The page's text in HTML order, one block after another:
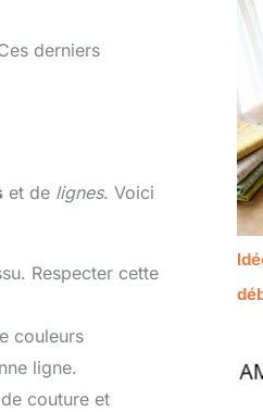
derniers
et de lignes. Voici
Respecter cette
couleurs
ligne.
couture et